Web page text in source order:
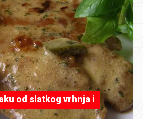
od slatkog vrhnja i